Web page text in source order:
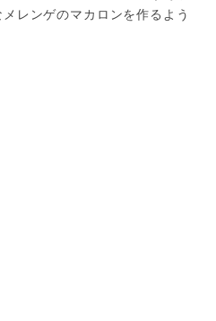
レンゲのマカロンを作るよう